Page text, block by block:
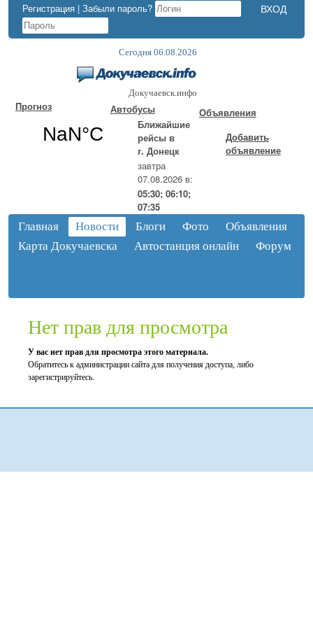
Регистрация | Забыли пароль?
Сегодня 06.08.2026
Докучаевск.инфо
Прогноз
Автобусы
Ближайшие
рейсы в
г. Донецк
завтра
07.08.2026 в:
05:30; 06:10;
07:35
Объявления
Добавить
объявление
Главная Новости Блоги Фото
Объявления
Карта Докучаевска
Автостанция онлайн Форум
Нет прав для просмотра
У вас нет прав для просмотра этого материала.
Обратитесь к администрации сайта для получения доступа, либо
зарегистрируйтесь.